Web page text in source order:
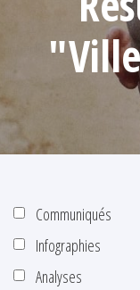
Communiqués
Infographies
Analyses